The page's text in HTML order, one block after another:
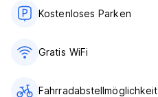
Kostenloses Parken
Gratis WiFi